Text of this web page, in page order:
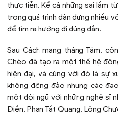
thực tiễn. Kể cả những sai lầm
trong quá trình dàn dựng nhiều
để tìm ra hướng đi đúng đắn.
Sau Cách mạng tháng Tám,
Chèo đã tạo ra một thế hệ
hiện đại, và cùng với đó là sự
không đông đảo nhưng các
một đội ngũ với những nghệ sĩ
Điền, Phan Tất Quang, Lộng